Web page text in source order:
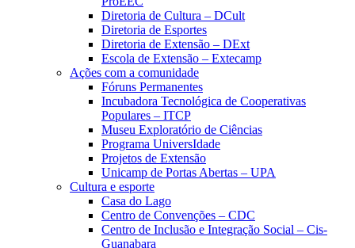
Diretoria de Cultura – DCult
Diretoria de Esportes
Diretoria de Extensão – DExt
Escola de Extensão – Extecamp
Ações com a comunidade
Fóruns Permanentes
Incubadora Tecnológica de Cooperativas
Populares – ITCP
Museu Exploratório de Ciências
Programa UniversIdade
Projetos de Extensão
Unicamp de Portas Abertas – UPA
Cultura e esporte
Casa do Lago
Centro de Convenções – CDC
Centro de Inclusão e Integração Social – Cis-
Guanabara